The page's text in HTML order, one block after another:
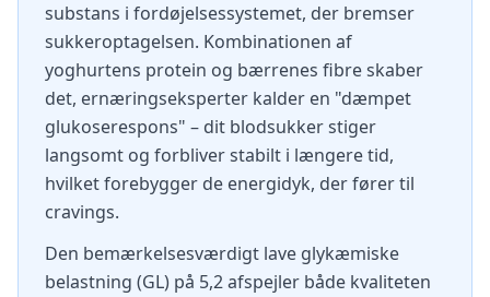
substans i fordøjelsessystemet, der bremser
sukkeroptagelsen. Kombinationen af
yoghurtens protein og bærrenes fibre skaber
det, ernæringseksperter kalder en "dæmpet
glukoserespons" – dit blodsukker stiger
langsomt og forbliver stabilt i længere tid,
hvilket forebygger de energidyk, der fører til
cravings.
Den bemærkelsesværdigt lave glykæmiske
belastning (GL) på 5,2 afspejler både kvaliteten